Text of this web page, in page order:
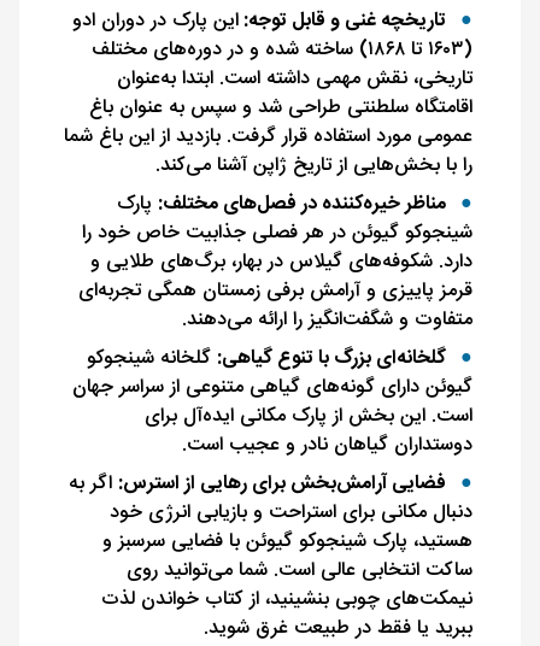
تاریخچه غنی و قابل توجه:این پارک در دوران ادو
(۱۶۰۳ تا ۱۸۶۸) ساخته شده و در دوره‌های مختلف
تاریخی، نقش مهمی داشته است. ابتدا به‌عنوان
اقامتگاه سلطنتی طراحی شد و سپس به عنوان باغ
عمومی مورد استفاده قرار گرفت. بازدید از این باغ شما
را با بخش‌هایی از تاریخ ژاپن آشنا می‌کند.
مناظر خیره‌کننده در فصل‌های مختلف: پارک
شینجوکو گیوئن در هر فصلی جذابیت خاص خود را
دارد. شکوفه‌های گیلاس در بهار، برگ‌های طلایی و
قرمز پاییزی و آرامش برفی زمستان همگی تجربه‌ای
متفاوت و شگفت‌انگیز را ارائه می‌دهند.
گلخانه‌ای بزرگ با تنوع گیاهی: گلخانه شینجوکو
گیوئن دارای گونه‌های گیاهی متنوعی از سراسر جهان
است. این بخش از پارک مکانی ایده‌آل برای
دوستداران گیاهان نادر و عجیب است.
فضایی آرامش‌بخش برای رهایی از استرس: اگر به
دنبال مکانی برای استراحت و بازیابی انرژی خود
هستید، پارک شینجوکو گیوئن با فضایی سرسبز و
ساکت انتخابی عالی است. شما می‌توانید روی
نیمکت‌های چوبی بنشینید، از کتاب خواندن لذت
ببرید یا فقط در طبیعت غرق شوید.